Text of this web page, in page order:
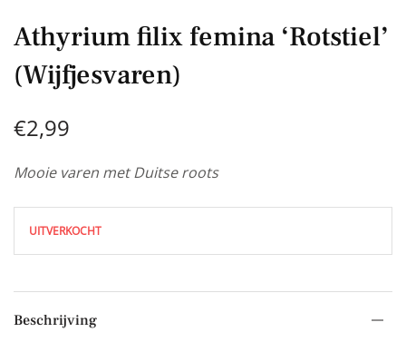
Athyrium filix femina ‘Rotstiel’
(Wijfjesvaren)
€2,99
Mooie varen met Duitse roots
UITVERKOCHT
Beschrijving